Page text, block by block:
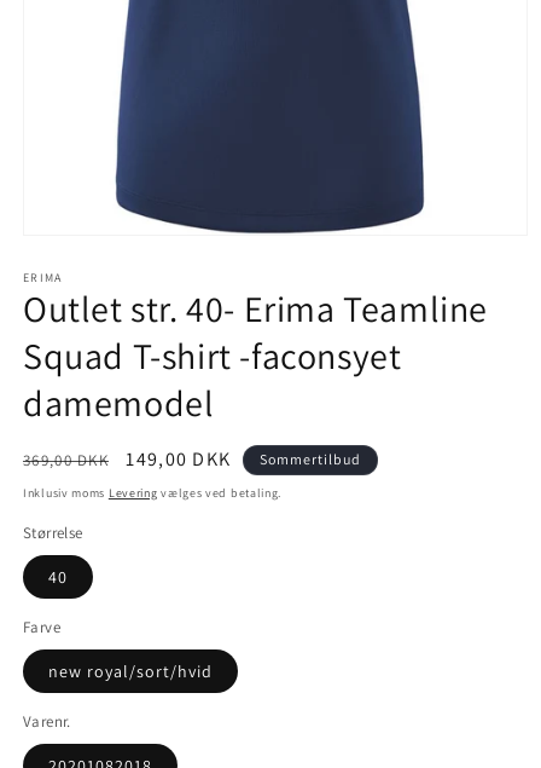
1
modus
ERIMA
Outlet str. 40- Erima Teamline
Squad T-shirt -faconsyet
damemodel
Normalpris
369,00 DKK Udsalgspris
149,00 DKK Sommertilbud
Inklusiv moms Levering vælges ved betaling.
Størrelse
40
Farve
new royal/sort/hvid
Varenr.